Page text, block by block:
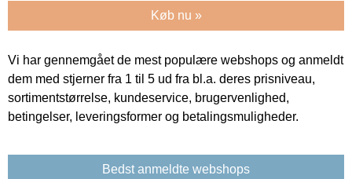
Køb nu »
Vi har gennemgået de mest populære webshops og anmeldt
dem med stjerner fra 1 til 5 ud fra bl.a. deres prisniveau,
sortimentstørrelse, kundeservice, brugervenlighed,
betingelser, leveringsformer og betalingsmuligheder.
Bedst anmeldte webshops